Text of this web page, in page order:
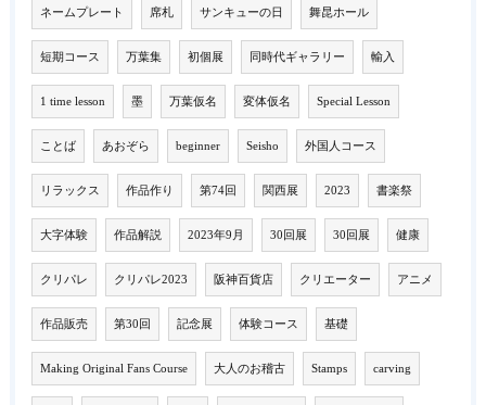
ネームプレート 席札 サンキューの日 舞昆ホール
短期コース 万葉集 初個展 同時代ギャラリー 輸入
1 time lesson 墨 万葉仮名 変体仮名 Special Lesson
ことば あおぞら beginner Seisho 外国人コース
リラックス 作品作り 第74回 関西展 2023 書楽祭
大字体験 作品解説 2023年9月 30回展 30回展 健康
クリパレ クリパレ2023 阪神百貨店 クリエーター アニメ
作品販売 第30回 記念展 体験コース 基礎
Making Original Fans Course 大人のお稽古 Stamps carving